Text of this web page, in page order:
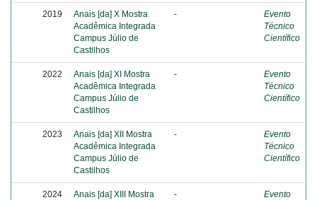
2019
Anais [da] X Mostra
Acadêmica Integrada
Campus Júlio de
Castilhos
-
Evento
Técnico
Científico
2022
Anais [da] XI Mostra
Acadêmica Integrada
Campus Júlio de
Castilhos
-
Evento
Técnico
Científico
2023
Anais [da] XII Mostra
Acadêmica Integrada
Campus Júlio de
Castilhos
-
Evento
Técnico
Científico
2024
Anais [da] XIII Mostra
-
Evento